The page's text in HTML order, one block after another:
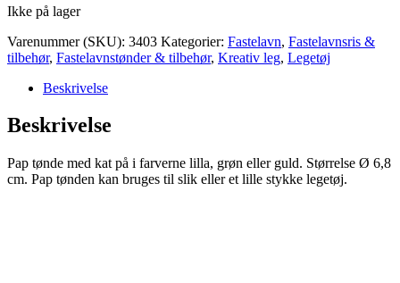
Ikke på lager
Varenummer (SKU): 3403 Kategorier: Fastelavn, Fastelavnsris &
tilbehør, Fastelavnstønder & tilbehør, Kreativ leg, Legetøj
Beskrivelse
Beskrivelse
Pap tønde med kat på i farverne lilla, grøn eller guld. Størrelse Ø 6,8
cm. Pap tønden kan bruges til slik eller et lille stykke legetøj.